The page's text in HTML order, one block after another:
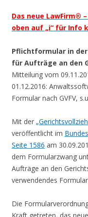
Das neue LawFirm®
oben auf „i“ für Info
Pflichtformular in
für Aufträge an den
Mitteilung vom
01.12.2016:
Formular nach GVFV,
Mit der
veröffentlicht im
Seite 1586 am
dem Formularzwang
Aufträge an den
verwendendes
Die